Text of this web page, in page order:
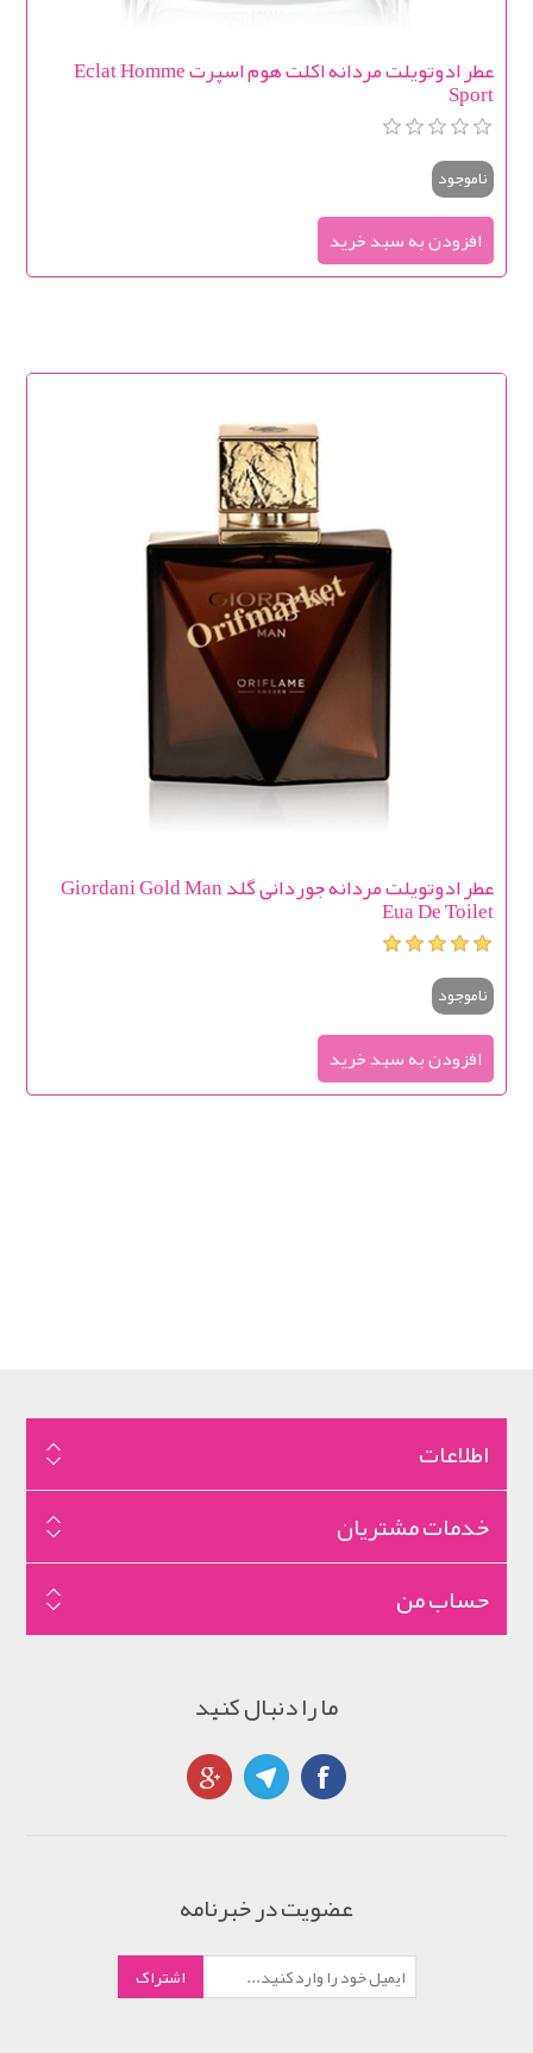
عطر ادوتویلت مردانه اکلت هوم اسپرت Eclat Homme
Sport
ناموجود
عطر ادوتویلت مردانه جوردانی گلد Giordani Gold Man
Eua De Toilet
ناموجود
اطلاعات
خدمات مشتریان
حساب من
ما را دنبال کنید
عضویت در خبرنامه